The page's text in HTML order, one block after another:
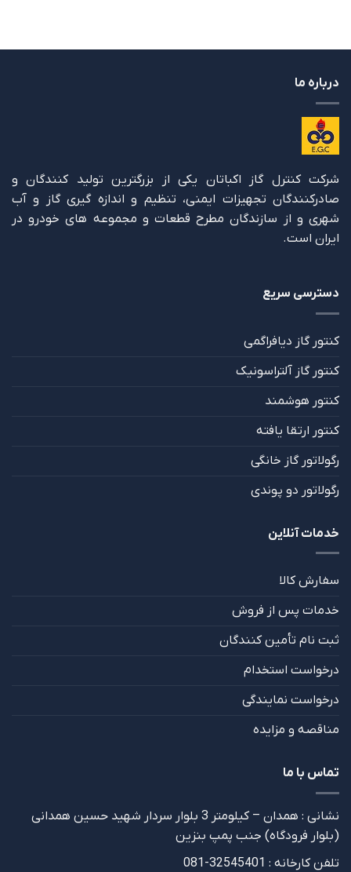
درباره ما
شرکت کنترل گاز اکباتان یکی از بزرگترین تولید کنندگان و
صادرکنندگان تجهیزات ایمنی، تنظیم و اندازه گیری گاز و آب
شهری و از سازندگان مطرح قطعات و مجموعه های خودرو در
ایران است.
دسترسی سریع
کنتور گاز دیافراگمی
کنتور گاز آلتراسونیک
کنتور هوشمند
کنتور ارتقا یافته
رگولاتور گاز خانگی
رگولاتور دو پوندی
خدمات آنلاین
سفارش کالا
خدمات پس از فروش
ثبت نام تأمین کنندگان
درخواست استخدام
درخواست نمایندگی
مناقصه و مزایده
تماس با ما
نشانی : همدان – کیلومتر 3 بلوار سردار شهید حسین همدانی
(بلوار فرودگاه) جنب پمپ بنزین
تلفن کارخانه : 32545401-081